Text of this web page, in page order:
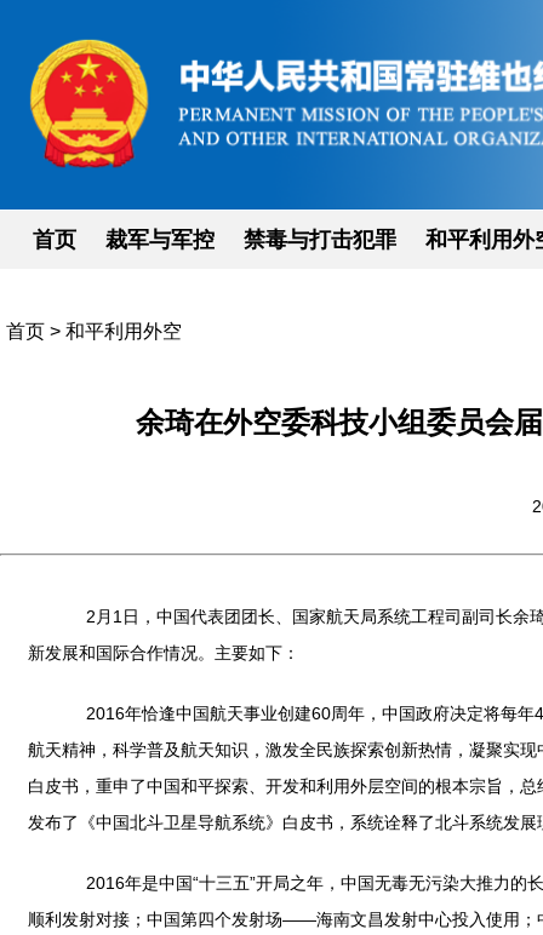
首页 裁军与军控 禁毒与打击犯罪 和平利用外
首页 > 和平利用外空
余琦在外空委科技小组委员会
2月1日，中国代表团团长、国家航天局系统工程司副司长余
新发展和国际合作情况。主要如下：
2016年恰逢中国航天事业创建60周年，中国政府决定将每年4
航天精神，科学普及航天知识，激发全民族探索创新热情，凝聚实
白皮书，重申了中国和平探索、开发和利用外层空间的根本宗旨，
发布了《中国北斗卫星导航系统》白皮书，系统诠释了北斗系统发
2016年是中国“十三五”开局之年，中国无毒无污染大推力的
顺利发射对接；中国第四个发射场——海南文昌发射中心投入使用